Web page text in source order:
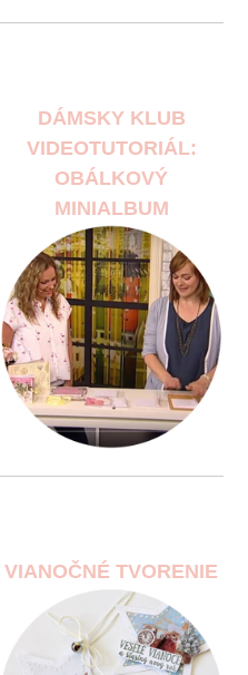
DÁMSKY KLUB
VIDEOTUTORIÁL:
OBÁLKOVÝ
MINIALBUM
VIANOČNÉ TVORENIE